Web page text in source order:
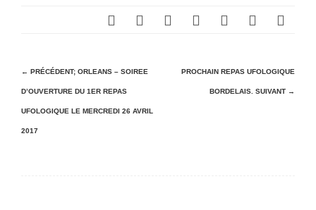
N
a
v
← PRÉCÉDENT; ORLEANS – SOIREE
D’OUVERTURE DU 1ER REPAS
UFOLOGIQUE LE MERCREDI 26 AVRIL
2017
PROCHAIN REPAS UFOLOGIQUE
BORDELAIS. SUIVANT →